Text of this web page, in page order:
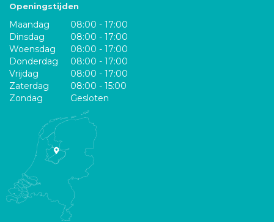
Openingstijden
Maandag
08:00 - 17:00
Dinsdag
08:00 - 17:00
Woensdag
08:00 - 17:00
Donderdag
08:00 - 17:00
Vrijdag
08:00 - 17:00
Zaterdag
08:00 - 15:00
Zondag
Gesloten